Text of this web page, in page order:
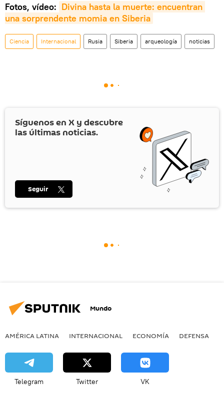
Fotos, vídeo: Divina hasta la muerte: encuentran
una sorprendente momia en Siberia
Ciencia Internacional Rusia Siberia arqueología noticias
Síguenos en X y descubre
las últimas noticias.
Seguir
Mundo
AMÉRICA LATINA INTERNACIONAL ECONOMÍA DEFENSA
Telegram Twitter VK